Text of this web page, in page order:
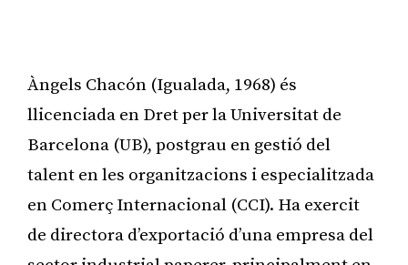
Àngels Chacón (Igualada, 1968) és
llicenciada en Dret per la Universitat de
Barcelona (UB), postgrau en gestió del
talent en les organitzacions i especialitzada
en Comerç Internacional (CCI). Ha exercit
de directora d’exportació d’una empresa del